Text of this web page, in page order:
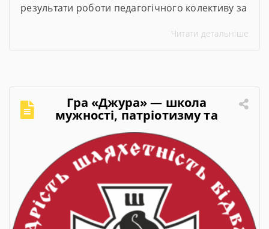
результати роботи педагогічного колективу за
представив підсумки навчального року,
Читати детальніше
Гра «Джура» — школа
мужності, патріотизму та
лідерства